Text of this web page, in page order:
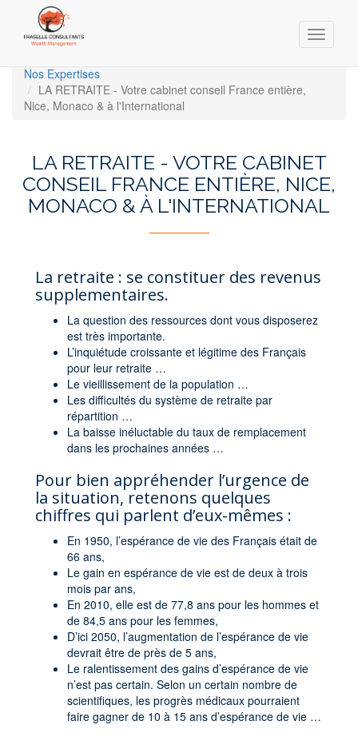
content
Toggle
Nos Expertises
LA RETRAITE - Votre cabinet conseil France entière,
Nice, Monaco & à l'International
LA RETRAITE - VOTRE CABINET
CONSEIL FRANCE ENTIÈRE, NICE,
MONACO & À L'INTERNATIONAL
La retraite : se constituer des revenus
supplementaires.
La question des ressources dont vous disposerez
est très importante.
L’inquiétude croissante et légitime des Français
pour leur retraite …
Le vieillissement de la population …
Les difficultés du système de retraite par
répartition …
La baisse inéluctable du taux de remplacement
dans les prochaines années …
Pour bien appréhender l’urgence de
la situation, retenons quelques
chiffres qui parlent d’eux-mêmes :
En 1950, l’espérance de vie des Français était de
66 ans,
Le gain en espérance de vie est de deux à trois
mois par ans,
En 2010, elle est de 77,8 ans pour les hommes et
de 84,5 ans pour les femmes,
D’ici 2050, l’augmentation de l’espérance de vie
devrait être de près de 5 ans,
Le ralentissement des gains d’espérance de vie
n’est pas certain. Selon un certain nombre de
scientifiques, les progrès médicaux pourraient
faire gagner de 10 à 15 ans d’espérance de vie …